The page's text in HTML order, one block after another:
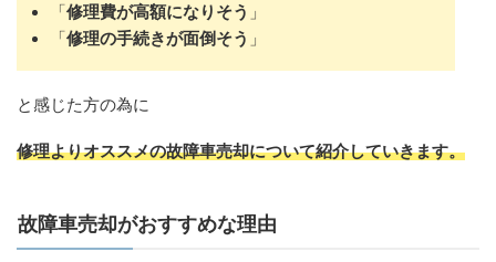
「修理費が高額になりそう 」
「修理の手続きが面倒そう 」
と感じた方の為に
修理よりオススメの故障車売却について紹介していきます。
故障車売却がおすすめな理由